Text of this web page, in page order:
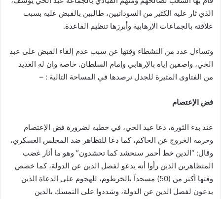
الذي ثار عليه الكثير من السودانيين، طالبين بالقبض عليه بسبب
علاقته بالجماعات الإرهابية وأبرزها تنظيم القاعدة.
وتساءل عدد من النشطاء وقتها عن سبب عدم إلقاء القبض على عبد
الحي، واصفين إياه بالإرهابي وإمام السلطان. خاصة وان له العديد
من الفتاوى المثيرة للجدل نرصدها في المساحة التالية : –
فض الإعتصام
عند بدء الثورة، دعا عبد الحي، في خطبه لضرورة فض الإعتصام
وحرمة الخروج عن الحاكم، كما دعا للتظاهر ضد المجلس العسكري،
وقال: “الدين خط أحمر سنحشد كما تحشدون” وهو ما أثار غضب
المتظاهرين الذين رأوا أنه يدعو لفصل الدين عن الدولة، كما خصص
وقتها أكثر من (50) مسجداً بالخرطوم، للهجوم على الدعاة الذين
يدعون لفصل الدين عن الدولة، وشددوا على التمسك بالدين